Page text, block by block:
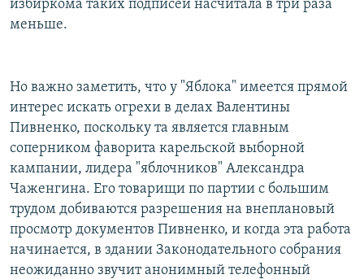
избиркома таких подписей насчитала в три раза
меньше.
Но важно заметить, что у "Яблока" имеется прямой
интерес искать огрехи в делах Валентины
Пивненко, поскольку та является главным
соперником фаворита карельской выборной
кампании, лидера "яблочников" Александра
Чаженгина. Его товарищи по партии с большим
трудом добиваются разрешения на внеплановый
просмотр документов Пивненко, и когда эта работа
начинается, в здании Законодательного собрания
неожиданно звучит анонимный телефонный